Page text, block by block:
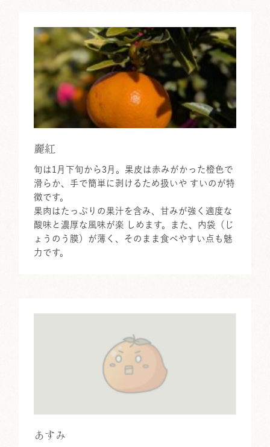
麗紅
旬は1月下旬から3月。果皮は赤みがかった橙色で
滑らか、手で簡単に剥けるため扱いや すいのが特
徴です。
果肉はたっぷりの果汁を含み、甘みが強く適度な
酸味と濃厚な風味が楽 しめます。また、内袋（じ
ょうのう膜）が薄く、そのまま食べやすい点も魅
力です。
あすみ